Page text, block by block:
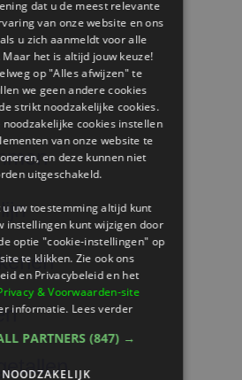
dat u de meest relevante
van onze website en ons
u zich aanmeldt voor alle
het is altijd jouw keuze!
op "Alles afwijzen" te
we geen andere cookies
strikt noodzakelijke cookies.
noodzakelijke cookies instellen
van onze website te
en deze kunnen niet
uitgeschakeld.
u uw toestemming altijd kunt
instellingen kunt wijzigen door
optie "cookie-instellingen" op
te klikken. Zie ook ons
en Privacybeleid en het
& Voorwaarden-site
informatie. Lees verder
PARTNERS (847) →